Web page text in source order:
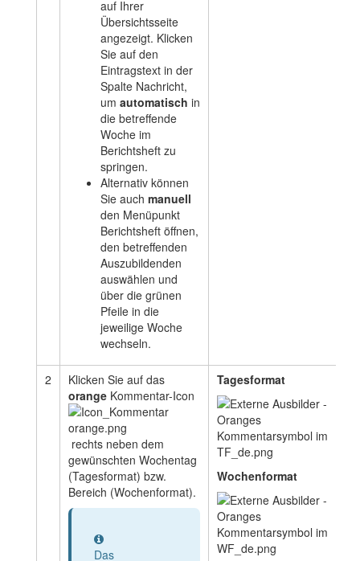
auf Ihrer
Übersichtsseite
angezeigt. Klicken
Sie auf den
Eintragstext in der
Spalte Nachricht,
um automatisch in
die betreffende
Woche im
Berichtsheft zu
springen.
Alternativ können
Sie auch manuell
den Menüpunkt
Berichtsheft öffnen,
den betreffenden
Auszubildenden
auswählen und
über die grünen
Pfeile in die
jeweilige Woche
wechseln.
2
Klicken Sie auf das
orange Kommentar-Icon
rechts neben dem
gewünschten Wochentag
(Tagesformat) bzw.
Bereich (Wochenformat).
Information
Das
Tagesformat
Wochenformat